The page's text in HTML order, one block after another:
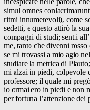
simul omnes
ritmi innumerevoli), come
sedetti, e questo attirò la
compagni di studi; sentii
me, tanto che divenni
se mi trovassi a mio agio
studiare la metrica di
mi alzai in piedi, colpevole
professore; il quale mi
io ormai ero in piedi e non
per fortuna l’attenzione dei